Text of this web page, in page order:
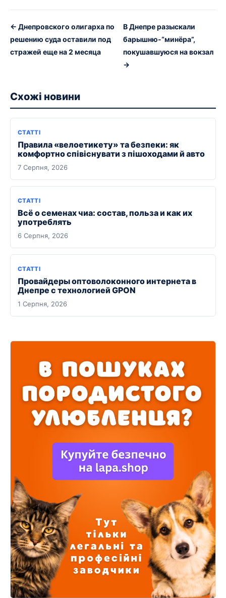
← Днепровского олигарха по
решению суда оставили под
стражей еще на 2 месяца
В Днепре разыскали
барышню-“минёра”,
покушавшуюся на вокзал
→
Схожі новини
СТАТТІ
Правила «велоетикету» та безпеки: як
комфортно співіснувати з пішоходами й авто
7 Серпня, 2026
СТАТТІ
Всё о семенах чиа: состав, польза и как их
употреблять
6 Серпня, 2026
СТАТТІ
Провайдеры оптоволоконного интернета в
Днепре с технологией GPON
1 Серпня, 2026